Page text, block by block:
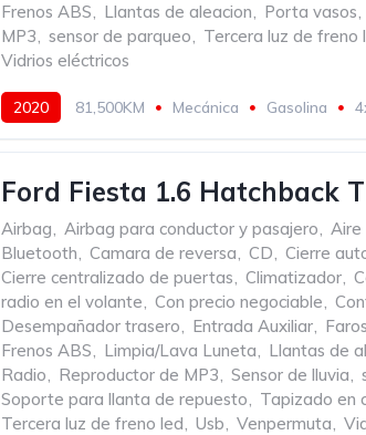
Frenos ABS, Llantas de aleacion, Porta vasos,
MP3, sensor de parqueo, Tercera luz de freno
Vidrios eléctricos
2020 81,500KM Mecánica Gasolina
Ford Fiesta 1.6 Hatchback
Airbag, Airbag para conductor y pasajero, Aire
Bluetooth, Camara de reversa, CD, Cierre
Cierre centralizado de puertas, Climatizador,
radio en el volante, Con precio negociable,
Desempañador trasero, Entrada Auxiliar,
Frenos ABS, Limpia/Lava Luneta, Llantas de
Radio, Reproductor de MP3, Sensor de lluvia,
Soporte para llanta de repuesto, Tapizado en
Tercera luz de freno led, Usb, Venpermuta,